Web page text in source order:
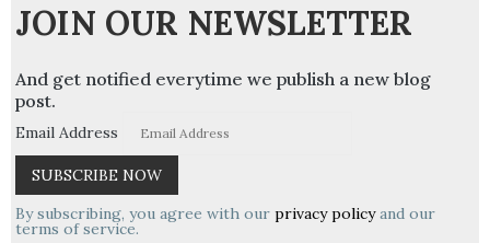
JOIN OUR NEWSLETTER
And get notified everytime we publish a new blog
post.
Email Address
By subscribing, you agree with our privacy policyand our
terms of service.